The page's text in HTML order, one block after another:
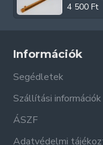
4 500 Ft
Információk
Segédletek
Szállítási információk
ÁSZF
Adatvédelmi